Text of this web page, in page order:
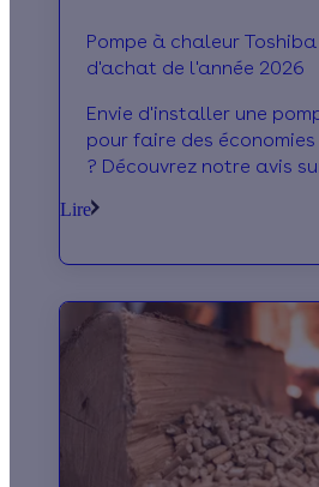
Pompe à chaleur
d'achat de l'année 2026
Envie d'installer une
pour faire des
? Découvrez notre avis
Lire